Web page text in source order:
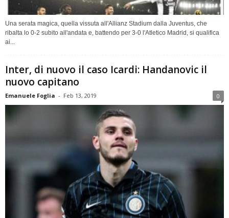
Una serata magica, quella vissuta all'Allianz Stadium dalla Juventus, che
ribalta lo 0-2 subito all'andata e, battendo per 3-0 l'Atletico Madrid, si qualifica
ai...
Inter, di nuovo il caso Icardi: Handanovic il
nuovo capitano
Emanuele Foglia - Feb 13, 2019 0